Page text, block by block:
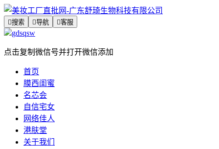
搜索 导航 客服
gdsqsw
点击复制微信号并打开微信添加
首页
膜西闺蜜
名芯会
自信宅女
网络佳人
港肤堂
关于我们